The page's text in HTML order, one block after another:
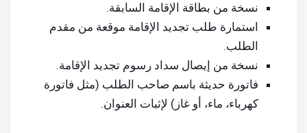
نسخة من بطاقة الإقامة السابقة.
استمارة طلب تجديد الإقامة موقعة من مقدم
الطلب.
نسخة من إيصال سداد رسوم تجديد الإقامة.
فاتورة حديثة باسم صاحب الطلب (مثل فاتورة
كهرباء، ماء، أو غاز) لإثبات العنوان.